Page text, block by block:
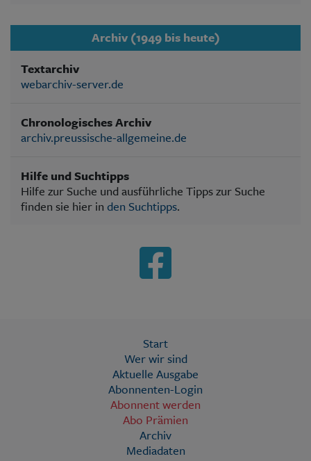
Archiv (1949 bis heute)
Textarchiv
webarchiv-server.de
Chronologisches Archiv
archiv.preussische-allgemeine.de
Hilfe und Suchtipps
Hilfe zur Suche und ausführliche Tipps zur Suche
finden sie hier in den Suchtipps.
Start
Wer wir sind
Aktuelle Ausgabe
Abonnenten-Login
Abonnent werden
Abo Prämien
Archiv
Mediadaten